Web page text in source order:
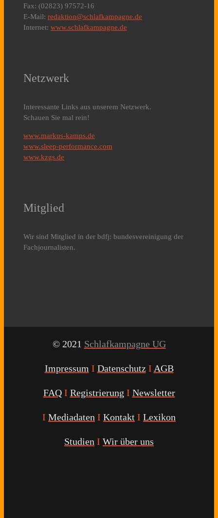
Fax: (02823) 97572-16
E-Mail: redaktion@schlafkampagne.de
Internet: www.schlafkampagne.de
Netzwerk
Interessante Links aus unserem Netzwerk.
Schauen Sie mal rein!
www.markus-kamps.de
www.sleep-performance.com
www.kzgs.de
Mitglied
Wir sind Mitglied in der bdfj: bundesvereinigung der
Fachjournalisten.
© 2021 Schlafkampagne UG
Impressum I Datenschutz I AGB
FAQ I Registrierung I Newsletter
I Mediadaten I Kontakt I Lexikon
Studien I Wir über uns